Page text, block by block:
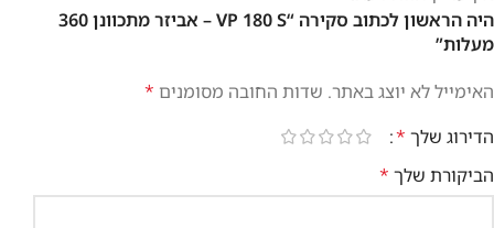
היה הראשון לכתוב סקירה “VP 180 S – אביזר מתכוונן 360
מעלות”
האימייל לא יוצג באתר. שדות החובה מסומנים *
הדירוג שלך *
הביקורת שלך *